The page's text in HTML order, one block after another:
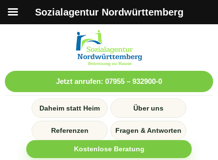
Jetzt anrufen: 07955 – 932900-0
Daheim statt Heim Über uns
Referenzen Fragen & Antworten
Kostenlose Beratung
Sozialagentur Nordwürttemberg